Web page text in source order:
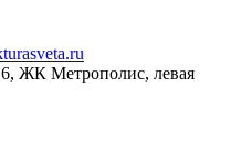
ЖК Метрополис, левая